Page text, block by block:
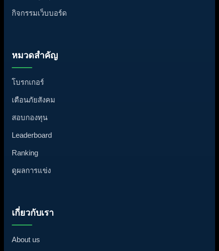
กิจกรรมเว็บบอร์ด
หมวดสำคัญ
โบรกเกอร์
เตือนภัยสังคม
สอบกองทุน
Leaderboard
Ranking
ดูผลการแข่ง
เกี่ยวกับเรา
About us